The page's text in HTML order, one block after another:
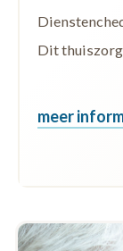
Dit
meer